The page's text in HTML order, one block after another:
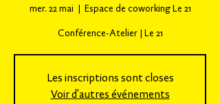
mer. 22 mai
  |
Espace de coworking Le 21
Conférence-Atelier | Le 21
Les inscriptions sont closes
Voir d'autres événements